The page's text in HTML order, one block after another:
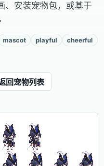
、安装宠物包，或基于
mascot playful
cheerful
回宠物列表